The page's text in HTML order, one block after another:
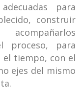
para
construir
proceso, para
el tiempo, con el
ejes del mismo